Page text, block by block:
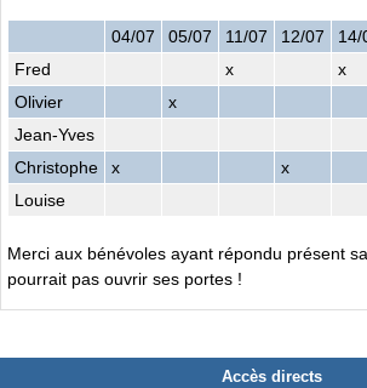
04/07 05/07 11/07 12/07 14/
Fred
x
x
Olivier
x
Jean-Yves
Christophe
x
x
Louise
Merci aux bénévoles ayant répondu présent
pourrait pas ouvrir ses portes !
Accès directs